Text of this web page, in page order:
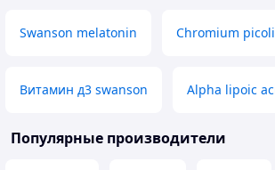
Swanson melatonin Chromium
Витамин д3 swanson Alpha lipoic
Популярные производители